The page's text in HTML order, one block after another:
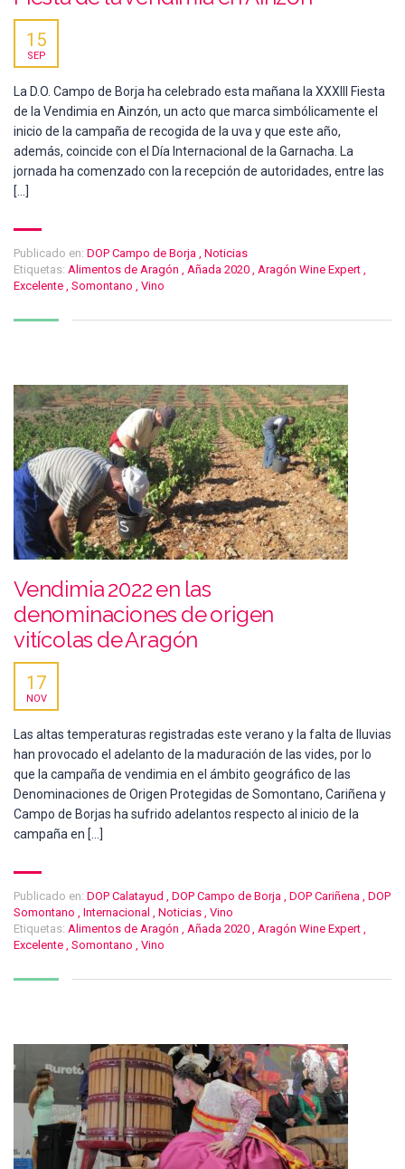
15
SEP
La D.O. Campo de Borja ha celebrado esta mañana la XXXIII Fiesta
de la Vendimia en Ainzón, un acto que marca simbólicamente el
inicio de la campaña de recogida de la uva y que este año,
además, coincide con el Día Internacional de la Garnacha. La
jornada ha comenzado con la recepción de autoridades, entre las
[…]
Publicado en: DOP Campo de Borja , Noticias
Etiquetas: Alimentos de Aragón , Añada 2020 , Aragón Wine Expert ,
Excelente , Somontano , Vino
Vendimia 2022 en las
denominaciones de origen
vitícolas de Aragón
17
NOV
Las altas temperaturas registradas este verano y la falta de lluvias
han provocado el adelanto de la maduración de las vides, por lo
que la campaña de vendimia en el ámbito geográfico de las
Denominaciones de Origen Protegidas de Somontano, Cariñena y
Campo de Borjas ha sufrido adelantos respecto al inicio de la
campaña en […]
Publicado en: DOP Calatayud , DOP Campo de Borja , DOP Cariñena , DOP
Somontano , Internacional , Noticias , Vino
Etiquetas: Alimentos de Aragón , Añada 2020 , Aragón Wine Expert ,
Excelente , Somontano , Vino